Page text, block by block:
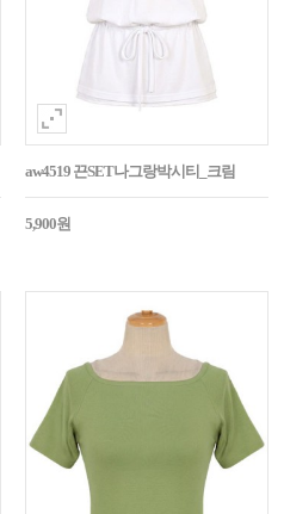
aw4519 끈SET나그랑박시티_크림
5,900원